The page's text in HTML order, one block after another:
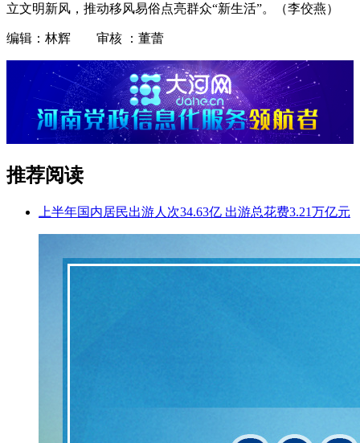
立文明新风，推动移风易俗点亮群众“新生活”。（李佼燕）
编辑：林辉 审核 ：董蕾
推荐阅读
上半年国内居民出游人次34.63亿 出游总花费3.21万亿元